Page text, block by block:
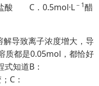
酸 C．0.5mol·L－1醋
导致离子浓度增大，导
质都是0.05mol，都恰好
知道B：
C：